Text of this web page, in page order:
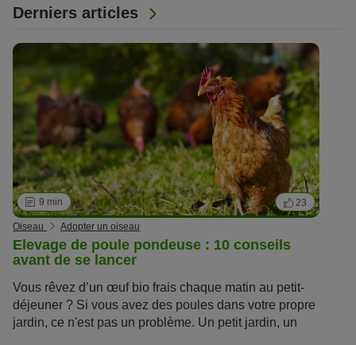
il ne faut pas oublier que certains oiseaux d’ornement
d’ornement sera bien plus épanoui !
Derniers articles
9 min 23
Oiseau Adopter un oiseau
Elevage de poule pondeuse : 10 conseils
avant de se lancer
Vous rêvez d’un œuf bio frais chaque matin au petit-
déjeuner ? Si vous avez des poules dans votre propre
jardin, ce n'est pas un problème. Un petit jardin, un